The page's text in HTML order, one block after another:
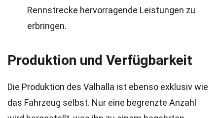
Rennstrecke hervorragende Leistungen zu
erbringen.
Produktion und Verfügbarkeit
Die Produktion des Valhalla ist ebenso exklusiv wie
das Fahrzeug selbst. Nur eine begrenzte Anzahl